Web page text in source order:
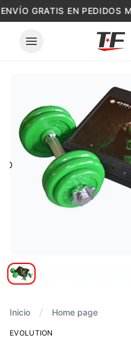
Skip to contentGRATIS EN PEDIDOS
0
Inicio Home page
EVOLUTION